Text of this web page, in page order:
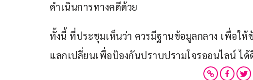
ดำเนินการทางคดีด้วย
ทั้งนี้ ที่ประชุมเห็นว่า ควรมีฐานข้อมูลกลาง เพื่อใ
แลกเปลี่ยนเพื่อป้องกันปราบปรามโจรออนไลน์ ได้